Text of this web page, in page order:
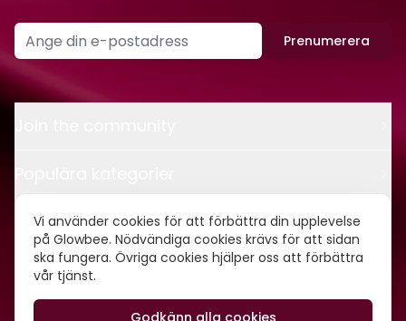
Vi använder cookies för att förbättra din upplevelse
på Glowbee. Nödvändiga cookies krävs för att sidan
ska fungera. Övriga cookies hjälper oss att förbättra
vår tjänst.
Godkänn alla cookies
Prenumerera
Kontakt
Om oss